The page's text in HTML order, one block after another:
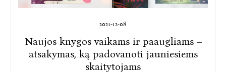
2021-12-08
Naujos knygos vaikams ir paaugliams –
atsakymas, ką padovanoti jauniesiems
skaitytojams